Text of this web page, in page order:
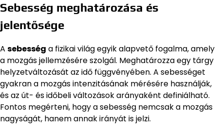
Sebesség meghatározása és
jelentősége
A sebesség a fizikai világ egyik alapvető fogalma, amely
a mozgás jellemzésére szolgál. Meghatározza egy tárgy
helyzetváltozását az idő függvényében. A sebességet
gyakran a mozgás intenzitásának mérésére használják,
és az út- és időbeli változások arányaként definiálható.
Fontos megérteni, hogy a sebesség nemcsak a mozgás
nagyságát, hanem annak irányát is jelzi.